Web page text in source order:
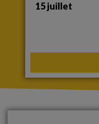
15 juillet